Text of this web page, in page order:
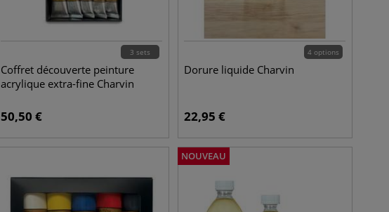
3 sets
Coffret découverte peinture
acrylique extra-fine Charvin
50,50 €
4 options
Dorure liquide Charvin
22,95 €
NOUVEAU